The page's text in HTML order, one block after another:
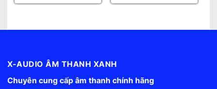
X-AUDIO ÂM THANH XANH
Chuyên cung cấp âm thanh chính hãng